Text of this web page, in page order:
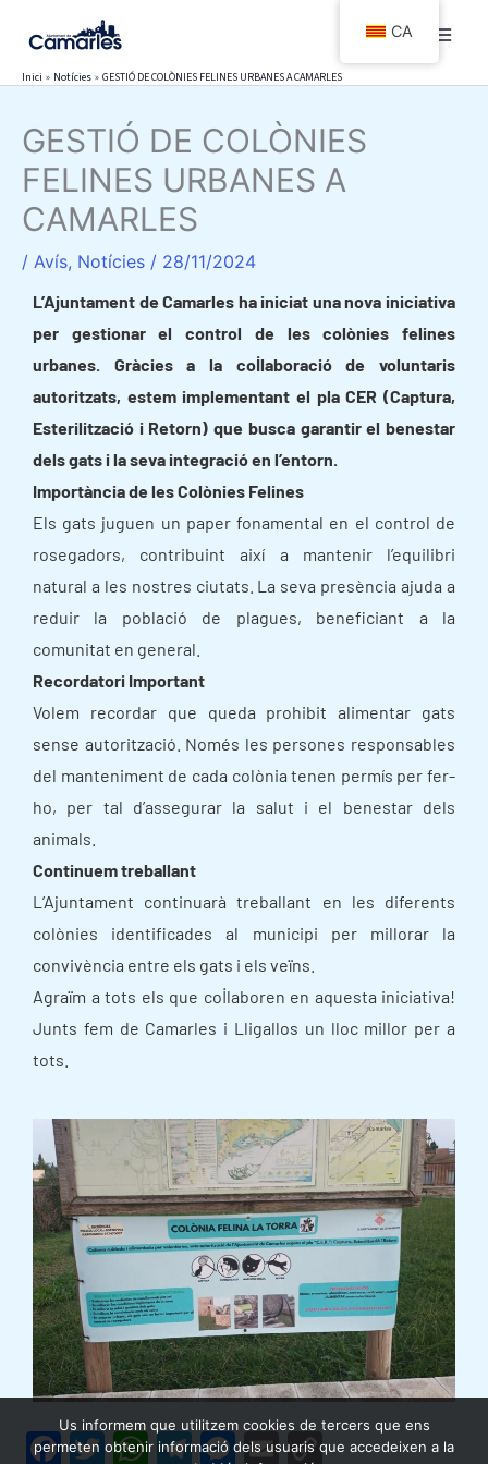
contingut
Inici Notícies GESTIÓ DE COLÒNIES FELINES URBANES A CAMARLES
GESTIÓ DE COLÒNIES
FELINES URBANES A
CAMARLES
/ Avís, Notícies / 28/11/2024
L’Ajuntament de Camarles ha iniciat una nova iniciativa
per gestionar el control de les colònies felines
urbanes. Gràcies a la col·laboració de voluntaris
autoritzats, estem implementant el pla CER (Captura,
Esterilització i Retorn) que busca garantir el benestar
dels gats i la seva integració en l’entorn.
Importància de les Colònies Felines
Els gats juguen un paper fonamental en el control de
rosegadors, contribuint així a mantenir l’equilibri
natural a les nostres ciutats. La seva presència ajuda a
reduir la població de plagues, beneficiant a la
comunitat en general.
Recordatori Important
Volem recordar que queda prohibit alimentar gats
sense autorització. Només les persones responsables
del manteniment de cada colònia tenen permís per fer-
ho, per tal d’assegurar la salut i el benestar dels
animals.
Continuem treballant
L’Ajuntament continuarà treballant en les diferents
colònies identificades al municipi per millorar la
convivència entre els gats i els veïns.
Agraïm a tots els que col·laboren en aquesta iniciativa!
Junts fem de Camarles i Lligallos un lloc millor per a
tots.
F T W T M E C
CA
Us informem que utilitzem cookies de tercers que ens
permeten obtenir informació dels usuaris que accedeixen a la